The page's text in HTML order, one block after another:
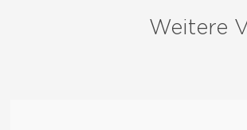
Weitere